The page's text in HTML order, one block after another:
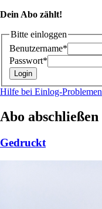
Dein Abo zählt!
Bitte einloggen
Benutzername*
Passwort*
Hilfe bei Einlog-Problemen
Abo abschließen
Gedruckt